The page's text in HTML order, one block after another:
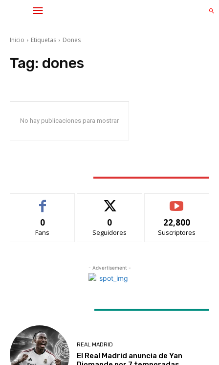
Inicio Etiquetas Dones
Tag: dones
No hay publicaciones para mostrar
0
Fans
0
Seguidores
22,800
Suscriptores
- Advertisement -
REAL MADRID
El Real Madrid anuncia de Yan